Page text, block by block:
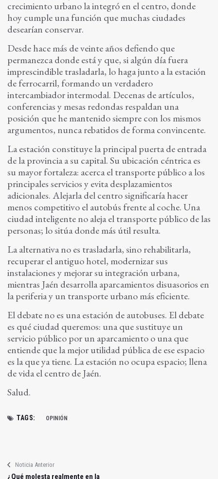
crecimiento urbano la integró en el centro, donde
hoy cumple una función que muchas ciudades
desearían conservar.
Desde hace más de veinte años defiendo que
permanezca donde está y que, si algún día fuera
imprescindible trasladarla, lo haga junto a la estación
de ferrocarril, formando un verdadero
intercambiador intermodal. Decenas de artículos,
conferencias y mesas redondas respaldan una
posición que he mantenido siempre con los mismos
argumentos, nunca rebatidos de forma convincente.
La estación constituye la principal puerta de entrada
de la provincia a su capital. Su ubicación céntrica es
su mayor fortaleza: acerca el transporte público a los
principales servicios y evita desplazamientos
adicionales. Alejarla del centro significaría hacer
menos competitivo el autobús frente al coche. Una
ciudad inteligente no aleja el transporte público de las
personas; lo sitúa donde más útil resulta.
La alternativa no es trasladarla, sino rehabilitarla,
recuperar el antiguo hotel, modernizar sus
instalaciones y mejorar su integración urbana,
mientras Jaén desarrolla aparcamientos disuasorios en
la periferia y un transporte urbano más eficiente.
El debate no es una estación de autobuses. El debate
es qué ciudad queremos: una que sustituye un
servicio público por un aparcamiento o una que
entiende que la mejor utilidad pública de ese espacio
es la que ya tiene. La estación no ocupa espacio; llena
de vida el centro de Jaén.
Salud.
TAGS: OPINIÓN
Noticia Anterior
¿Qué molesta realmente en la